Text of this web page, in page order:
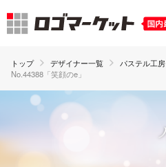
トップ デザイナー一覧 パステル工房
No.44388「笑顔のe」